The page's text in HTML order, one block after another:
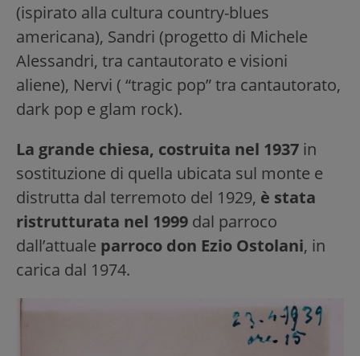
(ispirato alla cultura country-blues
americana), Sandri (progetto di Michele
Alessandri, tra cantautorato e visioni
aliene), Nervi ( “tragic pop” tra cantautorato,
dark pop e glam rock).
La grande chiesa, costruita nel 1937 in
sostituzione di quella ubicata sul monte e
distrutta dal terremoto del 1929, è stata
ristrutturata nel 1999 dal parroco
dall’attuale parroco don Ezio Ostolani, in
carica dal 1974.